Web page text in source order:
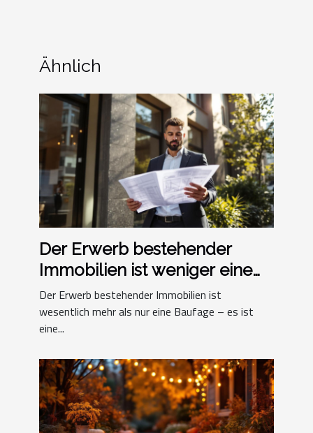
Ähnlich
Der Erwerb bestehender
Immobilien ist weniger eine
Baufage als eine
Entscheidungsfrage
Der Erwerb bestehender Immobilien ist
wesentlich mehr als nur eine Baufage – es ist
eine...